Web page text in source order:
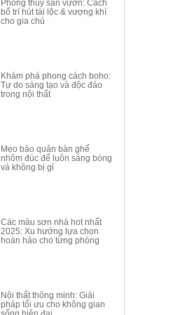
Phong thủy sân vườn: Cách
bố trí hút tài lộc & vượng khí
cho gia chủ
Khám phá phong cách boho:
Tự do sáng tạo và độc đáo
trong nội thất
Mẹo bảo quản bàn ghế
nhôm đúc để luôn sáng bóng
và không bị gỉ
Các màu sơn nhà hot nhất
2025: Xu hướng lựa chọn
hoàn hảo cho từng phòng
Nội thất thông minh: Giải
pháp tối ưu cho không gian